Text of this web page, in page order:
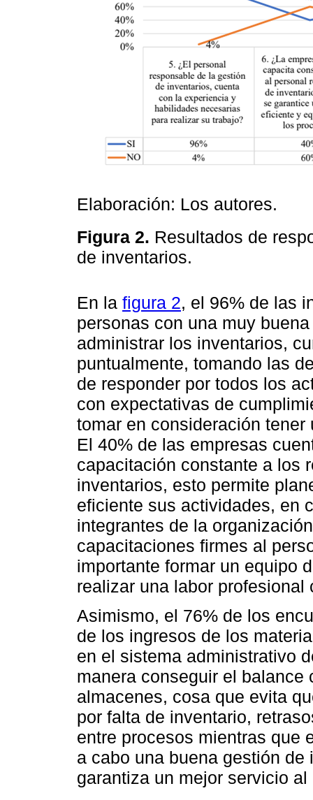
Elaboración: Los autores.
Figura 2. Resultados de
de inventarios.
En la figura 2, el 96% de las
personas con una muy
administrar los inventarios,
puntualmente, tomando las
de responder por todos los
con expectativas de
tomar en consideración
El 40% de las empresas
capacitación constante a los
inventarios, esto permite
eficiente sus actividades, en
integrantes de la
capacitaciones firmes al
importante formar un equipo
realizar una labor profesional
Asimismo, el 76% de los
de los ingresos de los
en el sistema administrativo
manera conseguir el
almacenes, cosa que evita
por falta de inventario,
entre procesos mientras que
a cabo una buena gestión
garantiza un mejor servicio al